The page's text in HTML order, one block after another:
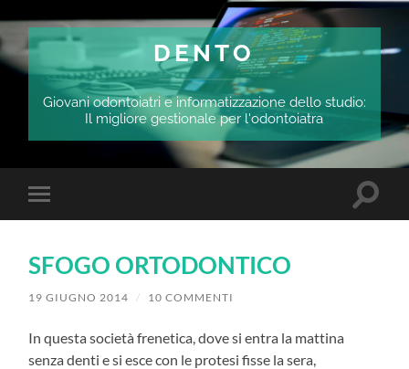
DENTO
Giovani odontoiatri e informatizzazione dello studio:
Il migliore gestionale per l'odontoiatra
Attiva/disattiva
il
dispositivi
SFOGO ORTODONTICO
19 GIUGNO 2014 / 10 COMMENTI
In questa società frenetica, dove si entra la mattina
senza denti e si esce con le protesi fisse la sera,